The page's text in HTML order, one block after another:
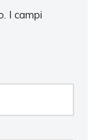
I campi